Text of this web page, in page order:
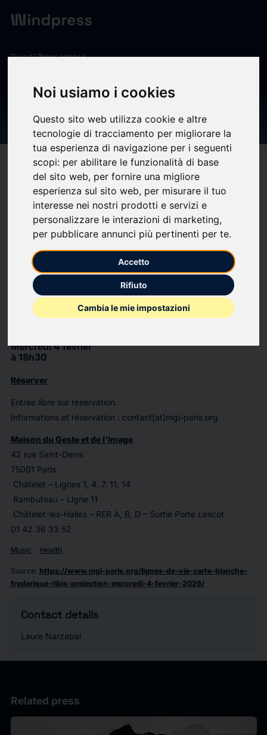
Noi usiamo i cookies
Questo sito web utilizza cookie e altre
tecnologie di tracciamento per migliorare la
tua esperienza di navigazione per i seguenti
scopi: per abilitare le funzionalità di base
del sito web, per fornire una migliore
esperienza sul sito web, per misurare il tuo
interesse nei nostri prodotti e servizi e
personalizzare le interazioni di marketing,
per pubblicare annunci più pertinenti per te.
Accetto
Rifiuto
Cambia le mie impostazioni
Digest/ Press release
Lignes de vie | Maison du
Geste et de l'Image
Compatibility help
(0)bookmark_borderupload Share
donne carte blanche à
mercredi 4 février à 18h30
Présentation du film « Lignes de vie », l’histoire du soin des troubles psy, à travers les parcours croisés de
patient·es et de soignant·es.
Une histoire qui s’inscrit dans « une création continue », comme l’avait nommé la fondatrice de
l’association du Centre Etienne Marcel qui gère aujourd’hui un HDJ, un CMPP et un IME.
Film, 90 mn – réalisé par Frédérique Ribis et co-écrit avec Agnès Abo Dehman
Mercredi 4 février
à 18h30
Réserver
Entrée libre sur réservation.
Informations et réservation : contact[at]mgi-paris.org
Maison du Geste et de l’Image
42 rue Saint-Denis
75001 Paris
Châtelet – Lignes 1, 4, 7, 11, 14
Rambuteau – Ligne 11
Châtelet-les-Halles – RER A, B, D – Sortie Porte Lescot
01 42 36 33 52
Music Health
Source: https://www.mgi-paris.org/lignes-de-vie-carte-blanche-
frederique-ribis-projection-mercredi-4-fevrier-2026/
Contact details
Laure Narzabal
Related press